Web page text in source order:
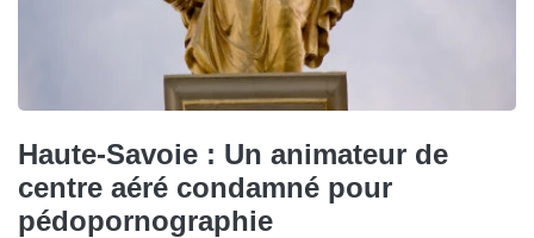
Haute-Savoie : Un animateur de
centre aéré condamné pour
pédopornographie